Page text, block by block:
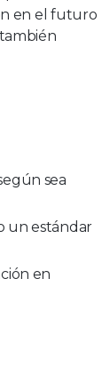
en el futuro
sea
un estándar
en